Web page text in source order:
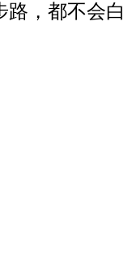
路，都不会白